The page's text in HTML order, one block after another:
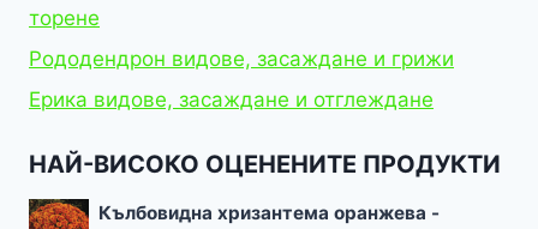
торене
Рододендрон видове, засаждане и грижи
Ерика видове, засаждане и отглеждане
НАЙ-ВИСОКО ОЦЕНЕНИТЕ ПРОДУКТИ
Кълбовидна хризантема оранжева -